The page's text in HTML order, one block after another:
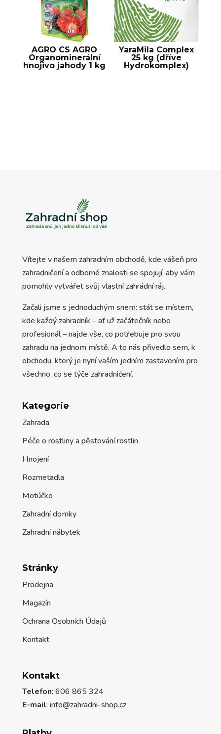
AGRO CS AGRO
Organominerální
hnojivo jahody 1 kg
YaraMila Complex
25 kg (dříve
Hydrokomplex)
Vítejte v našem zahradním obchodě, kde vášeň pro
zahradničení a odborné znalosti se spojují, aby vám
pomohly vytvářet svůj vlastní zahrádní ráj.
Začali jsme s jednoduchým snem: stát se místem,
kde každý zahradník – ať už začátečník nebo
profesionál – najde vše, co potřebuje pro svou
zahradu na jednom místě. A to nás přivedlo sem, k
obchodu, který je nyní vaším jedním zastavením pro
všechno, co se týče zahradničení.
Kategorie
Zahrada
Péče o rostliny a pěstování rostlin
Hnojení
Rozmetadla
Motúčko
Zahradní domky
Zahradní nábytek
Stránky
Prodejna
Magazín
Ochrana Osobních Údajů
Kontakt
Kontakt
Telefon: 606 865 324
E-mail: info@zahradni-shop.cz